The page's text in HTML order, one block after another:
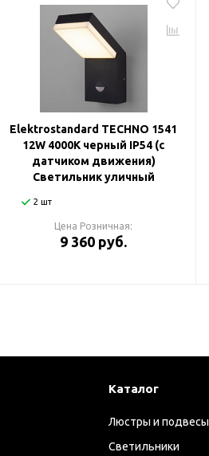
Elektrostandard TECHNO 1541
12W 4000К черный IP54 (с
датчиком движения)
Светильник уличный
2 шт
Цена Розничная:
9 360 руб.
Каталог
Люстры и подвесы
Светильники